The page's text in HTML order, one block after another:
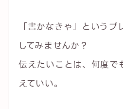
「書かなきゃ」というプ
してみませんか？
伝えたいことは、何度で
えていい。